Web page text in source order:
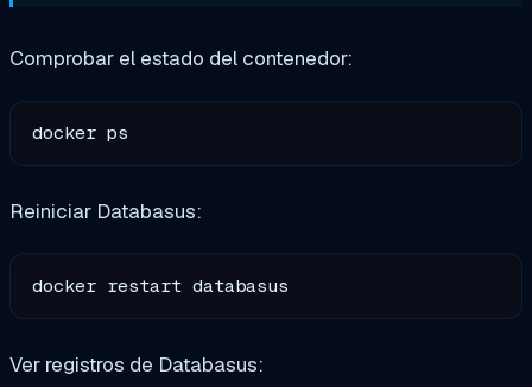
Comprobar el estado del contenedor:
Reiniciar Databasus:
Ver registros de Databasus: